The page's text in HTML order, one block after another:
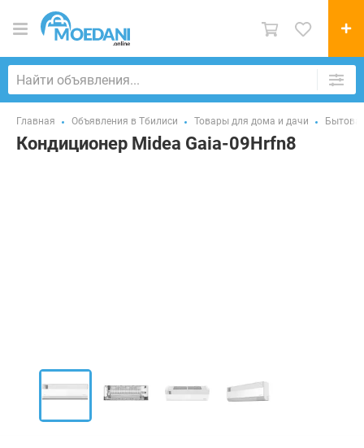
Главная Объявления в Тбилиси Товары для дома и дачи
Кондиционер Midea Gaia-09Hrfn8